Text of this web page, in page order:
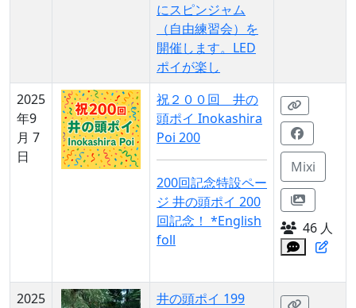
にスピンジャム
（自由練習会）を
開催します。LED
ポイが楽し
2025
年9
月 7
日
祝２００回 井の
頭ポイ Inokashira
Poi 200
200回記念特設ペー
ジ 井の頭ポイ 200
回記念！ *English
foll
Mixi
46 人
2025
井の頭ポイ 199